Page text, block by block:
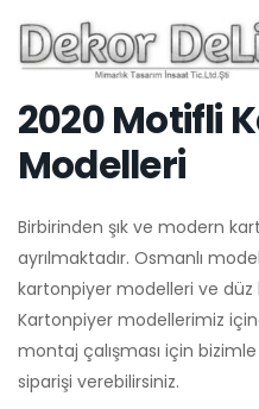
2020 Motifli
Modelleri
Birbirinden şık ve modern
ayrılmaktadır. Osmanlı
kartonpiyer modelleri ve
Kartonpiyer modellerimiz
montaj çalışması için
siparişi verebilirsiniz.